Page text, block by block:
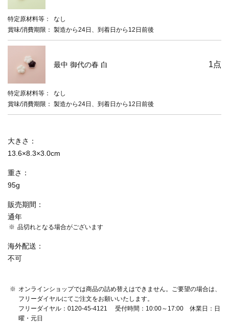
特定原材料等
なし
賞味/消費期限
製造から24日、到着日から12日前後
最中 御代の春 白
特定原材料等
なし
賞味/消費期限
製造から24日、到着日から12日前後
1点
大きさ
13.6×8.3×3.0cm
重さ
95g
販売期間
通年
品切れとなる場合がございます
海外配送
不可
オンラインショップでは商品の詰め替えはできません。ご要望の場合は、
フリーダイヤルにてご注文をお願いいたします。
フリーダイヤル：0120-45-4121 受付時間：10:00～17:00 休業日：日
曜・元日